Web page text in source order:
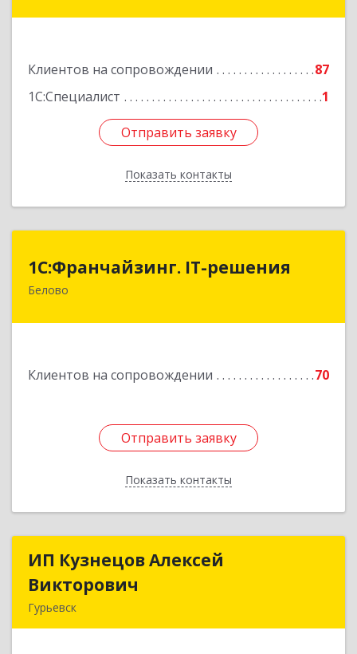
Клиентов на сопровождении
87
1С:Специалист
1
Отправить заявку
Показать контакты
Отправить заявку
Назад
1С:Франчайзинг. IT-решения
Белово
Клиентов на сопровождении 70
Отправить заявку
Показать контакты
1С:Франчайзинг. IT-решения
Отправить заявку
Назад
ИП Кузнецов Алексей
Викторович
Гурьевск
ИП Кузнецов Алексей